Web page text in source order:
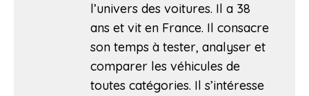
l’univers des voitures. Il a 38
ans et vit en France. Il consacre
son temps à tester, analyser et
comparer les véhicules de
toutes catégories. Il s’intéresse